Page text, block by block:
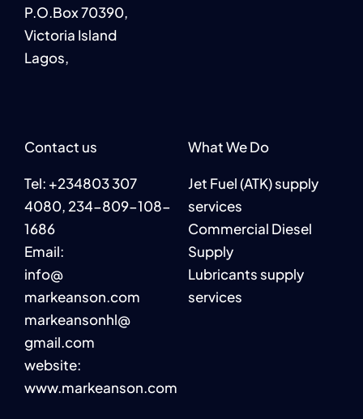
P.O.Box 70390,
Victoria Island
Lagos,
Contact us
Tel: +234803 307
4080, 234-809-108-
1686
Email:
info@
markeanson.com
markeansonhl@
gmail.com
website:
www.markeanson.com
What We Do
Jet Fuel (ATK) supply
services
Commercial Diesel
Supply
Lubricants supply
services